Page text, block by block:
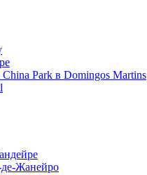
Park в Domingos Martins
Жанейро